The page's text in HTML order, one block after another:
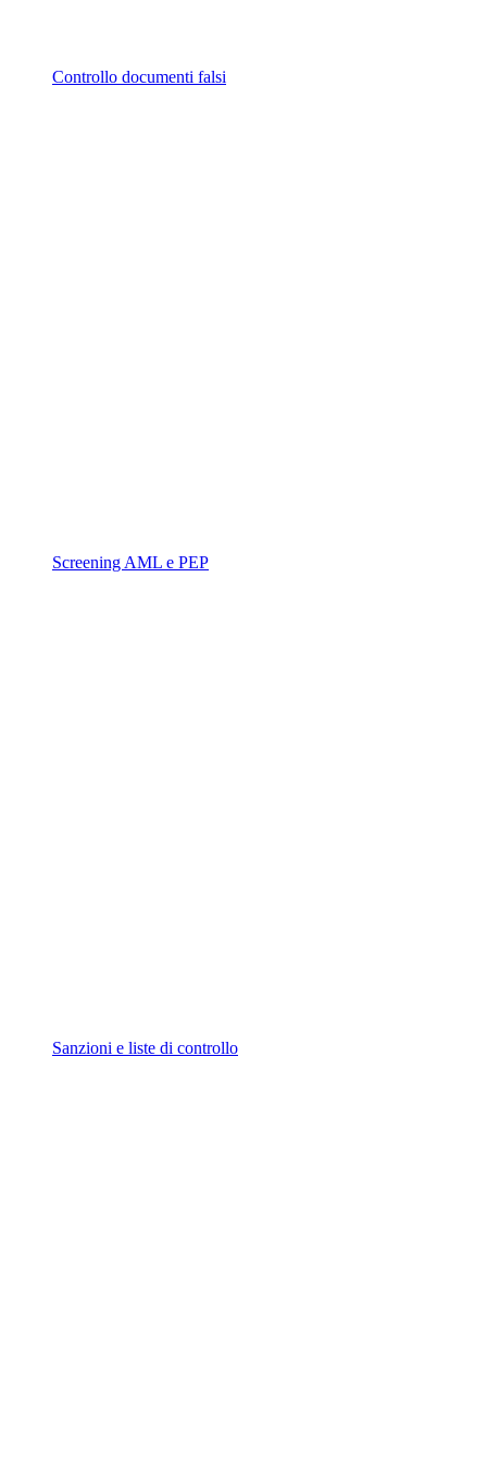
Controllo documenti falsi
Screening AML e PEP
Sanzioni e liste di controllo